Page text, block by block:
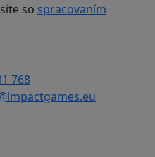
so spracovaním
768